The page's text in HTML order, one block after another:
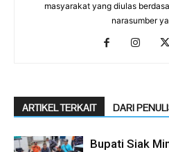
masyarakat yang diulas
narasumber
ARTIKEL TERKAIT DARI
Bupati Siak